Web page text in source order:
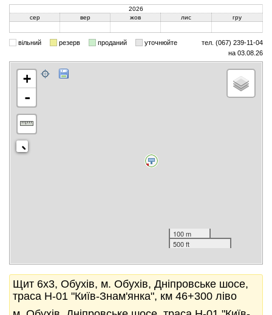
2026
сер
вер жов лис гру
вільний резерв проданий уточнюйте
тел. (067) 239-11-04
на 03.08.26
+
-
100 m
500 ft
Щит 6x3, Обухів, м. Обухів, Дніпровське шосе,
траса Н-01 "Київ-Знам'янка", км 46+300 ліво